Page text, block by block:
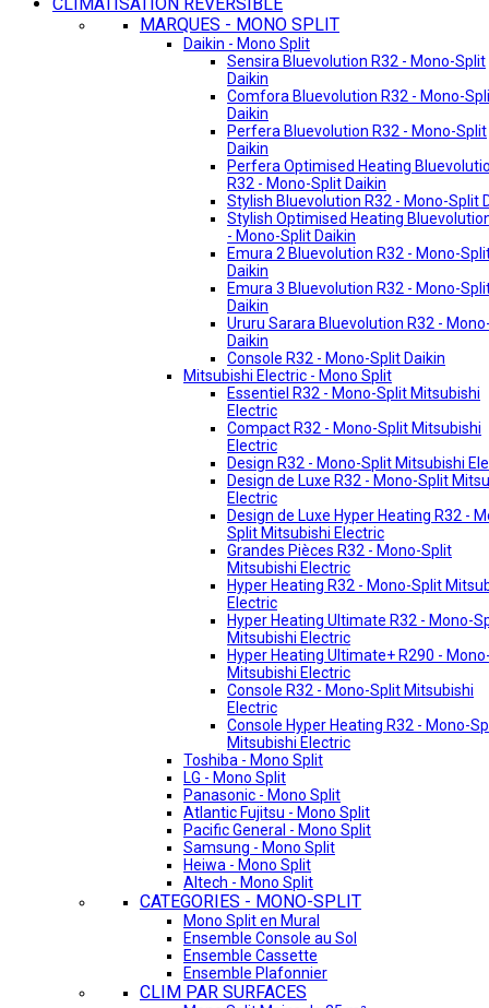
MARQUES - MONO SPLIT
Daikin - Mono Split
Sensira Bluevolution R32 - Mono-Split
Daikin
Comfora Bluevolution R32 - Mono-
Daikin
Perfera Bluevolution R32 - Mono-Split
Daikin
Perfera Optimised Heating
R32 - Mono-Split Daikin
Stylish Bluevolution R32 - Mono-Split
Stylish Optimised Heating
- Mono-Split Daikin
Emura 2 Bluevolution R32 - Mono-
Daikin
Emura 3 Bluevolution R32 - Mono-
Daikin
Ururu Sarara Bluevolution R32 -
Daikin
Console R32 - Mono-Split Daikin
Mitsubishi Electric - Mono Split
Essentiel R32 - Mono-Split Mitsubishi
Electric
Compact R32 - Mono-Split Mitsubishi
Electric
Design R32 - Mono-Split Mitsubishi
Design de Luxe R32 - Mono-Split
Electric
Design de Luxe Hyper Heating R32 -
Split Mitsubishi Electric
Grandes Pièces R32 - Mono-Split
Mitsubishi Electric
Hyper Heating R32 - Mono-Split
Electric
Hyper Heating Ultimate R32 - Mono-
Mitsubishi Electric
Hyper Heating Ultimate+ R290 -
Mitsubishi Electric
Console R32 - Mono-Split Mitsubishi
Electric
Console Hyper Heating R32 - Mono-
Mitsubishi Electric
Toshiba - Mono Split
LG - Mono Split
Panasonic - Mono Split
Atlantic Fujitsu - Mono Split
Pacific General - Mono Split
Samsung - Mono Split
Heiwa - Mono Split
Altech - Mono Split
CATEGORIES - MONO-SPLIT
Mono Split en Mural
Ensemble Console au Sol
Ensemble Cassette
Ensemble Plafonnier
CLIM PAR SURFACES